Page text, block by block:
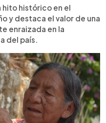
India. Con esta
oficialmente al
vivas protegidas,
preservar y valorar
de generación en
hito histórico en el
y destaca el valor de una
enraizada en la
del país.